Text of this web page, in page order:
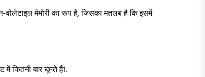
मेमोरी का रूप है, जिसका मतलब है कि इसमें
में कितनी बार घूमते हैं1.